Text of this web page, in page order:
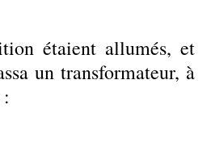
étaient allumés, et
un transformateur, à